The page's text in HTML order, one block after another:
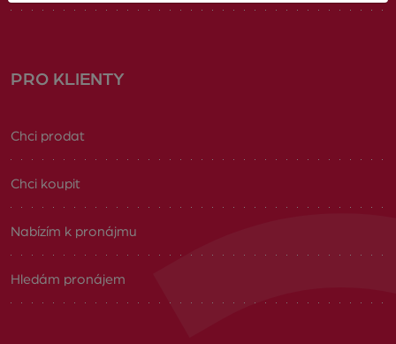
PRO KLIENTY
Chci prodat
Chci koupit
Nabízím k pronájmu
Hledám pronájem